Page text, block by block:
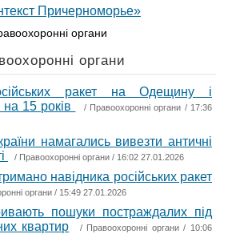
органи
органи
ракет на Одещину і
15 років
/ Правоохоронні органи / 17:36
намагались вивезти античні
/ Правоохоронні органи / 16:02 27.01.2026
навідника російських ракет
органи / 15:49 27.01.2026
пошуки постраждалих під
квартир
/ Правоохоронні органи/ 10:06